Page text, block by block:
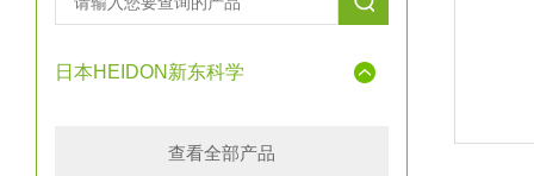
日本HEIDON新东科学
查看全部产品